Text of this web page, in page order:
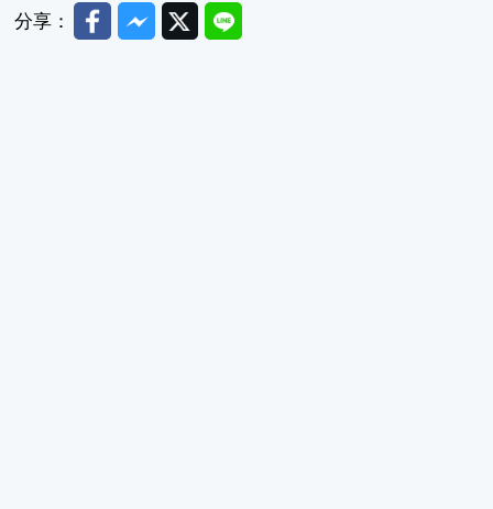
分享： FacebookMessenger
TwitterLine